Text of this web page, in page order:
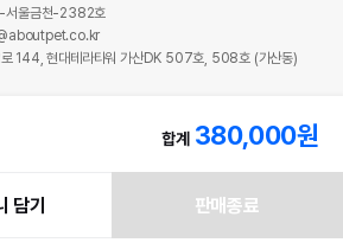
합계 380,000원
담기 판매종료
서울금천-2382호
로 144, 현대테라타워 가산DK 507호, 508호 (가산동)